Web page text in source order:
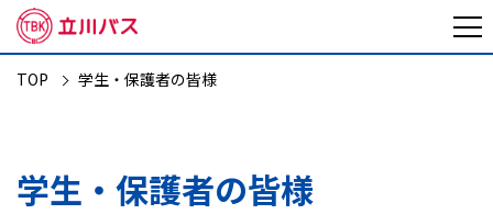
TOP 学生・保護者の皆様
学生・保護者の皆様